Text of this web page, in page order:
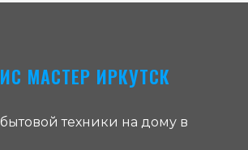
МАСТЕР ИРКУТСК
техники на дому в